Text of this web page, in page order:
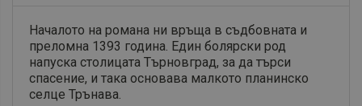
Началото на романа ни връща в съдбовната и
преломна 1393 година. Един болярски род
напуска столицата Търновград, за да търси
спасение, и така основава малкото планинско
селце Трънава.